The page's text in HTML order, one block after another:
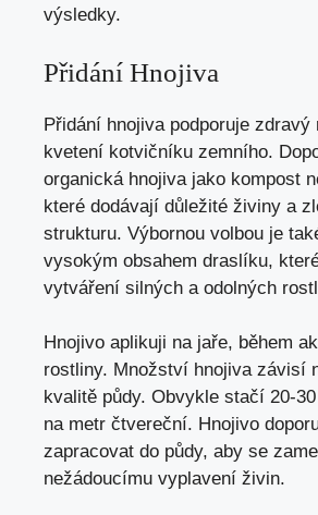
výsledky.
Přidání Hnojiva
Přidání hnojiva podporuje zdravý
kvetení kotvičníku zemního.
organická hnojiva jako kompost
které dodávají důležité živiny a
strukturu. Výbornou volbou je
vysokým obsahem draslíku,
vytváření silných a odolných
Hnojivo aplikuji na jaře, během
rostliny. Množství hnojiva závisí
kvalitě půdy. Obvykle stačí 20-
na metr čtvereční. Hnojivo
zapracovat do půdy, aby se
nežádoucímu vyplavení živin.